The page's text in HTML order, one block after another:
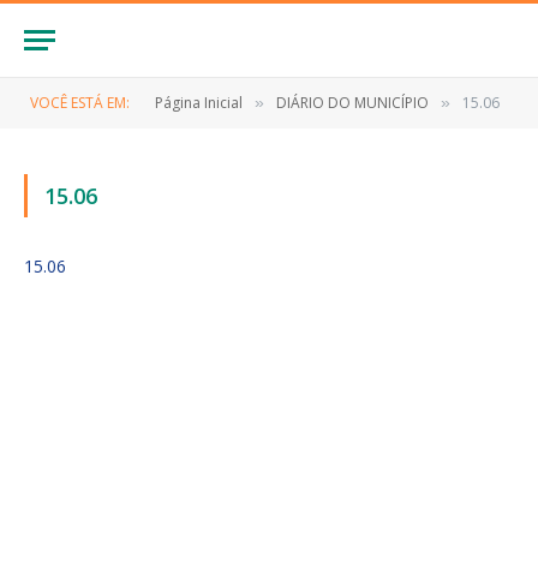
VOCÊ ESTÁ EM: Página Inicial » DIÁRIO DO MUNICÍPIO » 15.06
15.06
15.06